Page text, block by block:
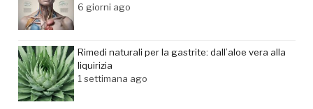
6 giorni ago
Rimedi naturali per la gastrite: dall’aloe vera alla
liquirizia
1 settimana ago